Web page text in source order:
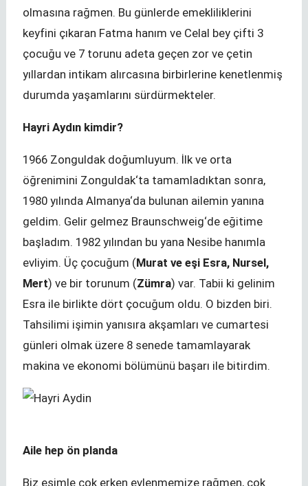
olmasına rağmen. Bu günlerde emekliliklerini
keyfini çıkaran Fatma hanım ve Celal bey çifti 3
çocuğu ve 7 torunu adeta geçen zor ve çetin
yıllardan intikam alırcasına birbirlerine kenetlenmiş
durumda yaşamlarını sürdürmekteler.
Hayri Aydın kimdir?
1966 Zonguldak doğumluyum. İlk ve orta
öğrenimini Zonguldak‘ta tamamladıktan sonra,
1980 yılında Almanya‘da bulunan ailemin yanına
geldim. Gelir gelmez Braunschweig‘de eğitime
başladım. 1982 yılından bu yana Nesibe hanımla
evliyim. Üç çocuğum (Murat ve eşi Esra, Nursel,
Mert) ve bir torunum (Zümra) var. Tabii ki gelinim
Esra ile birlikte dört çocuğum oldu. O bizden biri.
Tahsilimi işimin yanısıra akşamları ve cumartesi
günleri olmak üzere 8 senede tamamlayarak
makina ve ekonomi bölümünü başarı ile bitirdim.
Aile hep ön planda
Biz eşimle çok erken evlenmemize rağmen, çok